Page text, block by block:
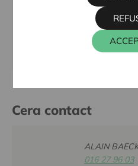
052 35 91 93
Cera contact
ALAIN
016 27 96 03